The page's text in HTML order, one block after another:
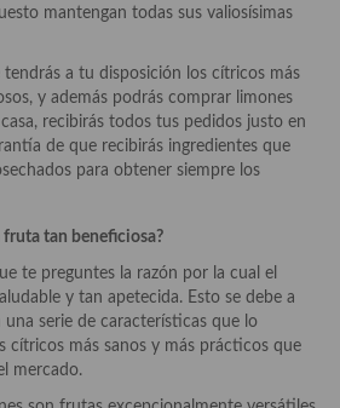
la comida
tabernas
mantengan todas sus valiosísimas
tendrás a tu disposición los cítricos más
y además podrás comprar limones
recibirás todos tus pedidos justo en
de que recibirás ingredientes que
para obtener siempre los
fruta tan beneficiosa?
te preguntes la razón por la cual el
y tan apetecida. Esto se debe a
serie de características que lo
cítricos más sanos y más prácticos que
mercado.